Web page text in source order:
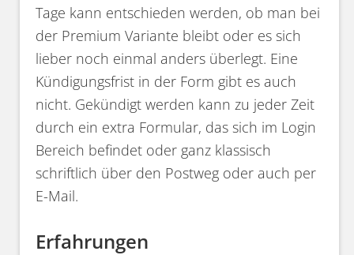
Tage kann entschieden werden, ob man bei
der Premium Variante bleibt oder es sich
lieber noch einmal anders überlegt. Eine
Kündigungsfrist in der Form gibt es auch
nicht. Gekündigt werden kann zu jeder Zeit
durch ein extra Formular, das sich im Login
Bereich befindet oder ganz klassisch
schriftlich über den Postweg oder auch per
E-Mail.
Erfahrungen